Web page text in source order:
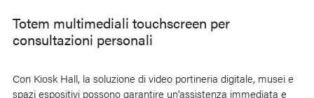
Totem multimediali touchscreen per
consultazioni personali
Con Kiosk Hall, la soluzione di video portineria digitale, musei e
spazi espositivi possono garantire un’assistenza immediata e